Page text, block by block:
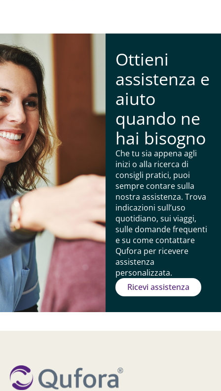
Ottieni
assistenza e
aiuto
quando ne
hai bisogno
Che tu sia appena agli
inizi o alla ricerca di
consigli pratici, puoi
sempre contare sulla
nostra assistenza. Trova
indicazioni sull’uso
quotidiano, sui viaggi,
sulle domande frequenti
e su come contattare
Qufora per ricevere
assistenza
personalizzata.
Ricevi assistenza